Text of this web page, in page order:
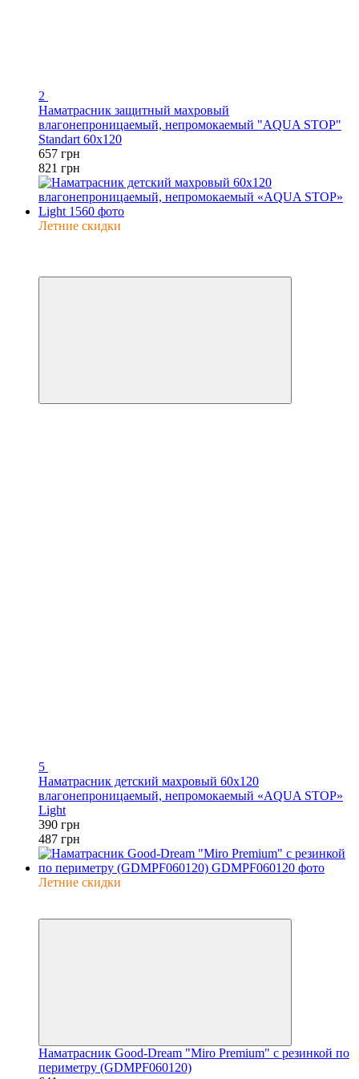
2
Наматрасник защитный махровый
влагонепроницаемый, непромокаемый "AQUA STOP"
Standart 60x120
657 грн
821 грн
Летние скидки
5
Наматрасник детский махровый 60х120
влагонепроницаемый, непромокаемый «AQUA STOP»
Light
390 грн
487 грн
Летние скидки
Наматрасник Good-Dream "Miro Premium" с резинкой по
периметру (GDMPF060120)